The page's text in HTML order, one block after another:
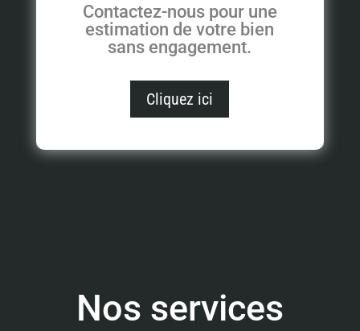
Contactez-nous pour une
estimation de votre bien
sans engagement.
Cliquez ici
Nos services